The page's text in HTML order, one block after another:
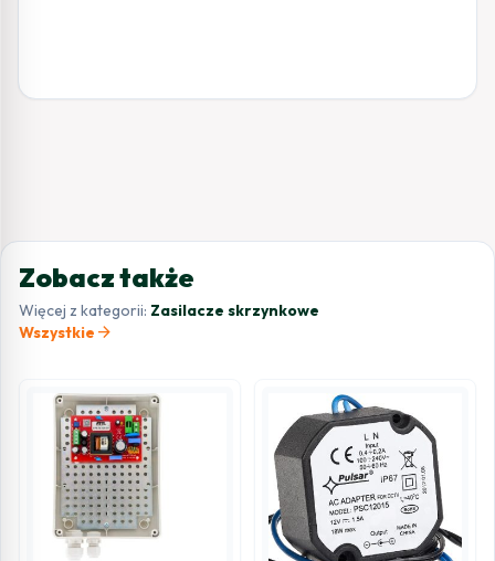
Zobacz także
Więcej z kategorii: Zasilacze skrzynkowe
Wszystkie arrow_forward